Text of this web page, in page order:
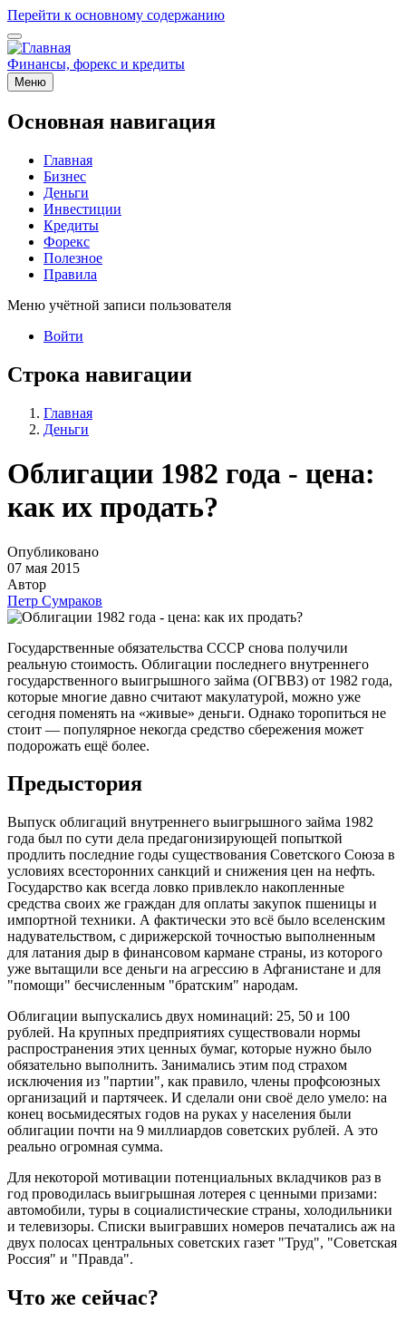
Перейти к основному содержанию
Финансы, форекс и кредиты
Меню
Основная навигация
Главная
Бизнес
Деньги
Инвестиции
Кредиты
Форекс
Полезное
Правила
Меню учётной записи пользователя
Войти
Строка навигации
Главная
Деньги
Облигации 1982 года - цена:
как их продать?
Опубликовано
07 мая 2015
Автор
Петр Сумраков
Государственные обязательства СССР снова получили
реальную стоимость. Облигации последнего внутреннего
государственного выигрышного займа (ОГВВЗ) от 1982 года,
которые многие давно считают макулатурой, можно уже
сегодня поменять на «живые» деньги. Однако торопиться не
стоит — популярное некогда средство сбережения может
подорожать ещё более.
Предыстория
Выпуск облигаций внутреннего выигрышного займа 1982
года был по сути дела предагонизирующей попыткой
продлить последние годы существования Советского Союза в
условиях всесторонних санкций и снижения цен на нефть.
Государство как всегда ловко привлекло накопленные
средства своих же граждан для оплаты закупок пшеницы и
импортной техники. А фактически это всё было вселенским
надувательством, с дирижерской точностью выполненным
для латания дыр в финансовом кармане страны, из которого
уже вытащили все деньги на агрессию в Афганистане и для
"помощи" бесчисленным "братским" народам.
Облигации выпускались двух номинаций: 25, 50 и 100
рублей. На крупных предприятиях существовали нормы
распространения этих ценных бумаг, которые нужно было
обязательно выполнить. Занимались этим под страхом
исключения из "партии", как правило, члены профсоюзных
организаций и партячеек. И сделали они своё дело умело: на
конец восьмидесятых годов на руках у населения были
облигации почти на 9 миллиардов советских рублей. А это
реально огромная сумма.
Для некоторой мотивации потенциальных вкладчиков раз в
год проводилась выигрышная лотерея с ценными призами:
автомобили, туры в социалистические страны, холодильники
и телевизоры. Списки выигравших номеров печатались аж на
двух полосах центральных советских газет "Труд", "Советская
Россия" и "Правда".
Что же сейчас?